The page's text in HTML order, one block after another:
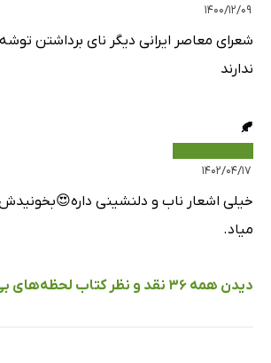
۱۴۰۰/۱۲/۰۹
شعرای معاصر ایرانی دیگر نای برداشتن
ندارند
🍂
۱۴۰۲/۰۴/۱۷
خیلی اشعار ناب و دلنشینی
میاد.
دیدن همه 36 نقد و نظر کتاب لحظه‌های بی‌عبور...